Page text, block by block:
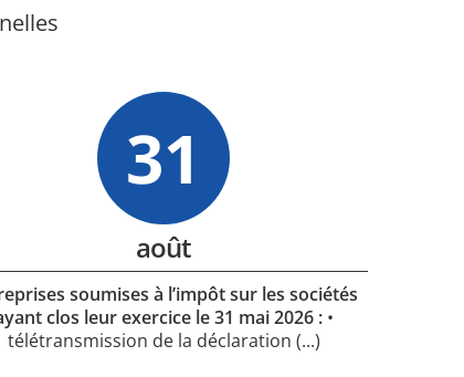
31
août
soumises à l’impôt sur les sociétés
clos leur exercice le 31 mai 2026 : •
télétransmission de la déclaration (...)